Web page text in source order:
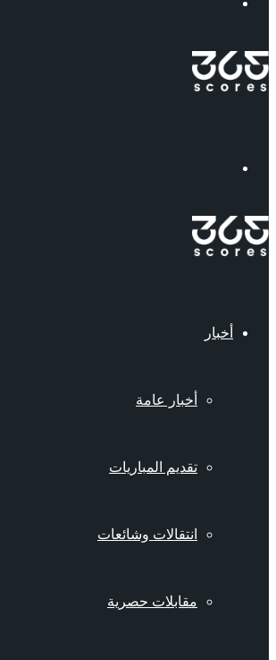
أخبار
أخبار عامة
تقديم المباريات
انتقالات وشائعات
مقابلات حصرية